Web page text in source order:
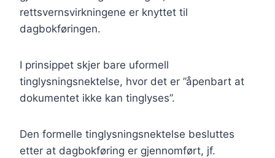
rettsvernsvirkningene er knyttet til
dagbokføringen.
I prinsippet skjer bare uformell
tinglysningsnektelse, hvor det er ”åpenbart at
dokumentet ikke kan tinglyses”.
Den formelle tinglysningsnektelse besluttes
etter at dagbokføring er gjennomført, jf.